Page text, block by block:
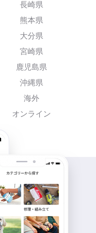
長崎県
熊本県
大分県
宮崎県
鹿児島県
沖縄県
海外
オンライン